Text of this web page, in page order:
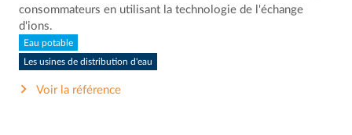
consommateurs en utilisant la technologie de l'échange
d'ions.
Eau potable
Les usines de distribution d'eau
Voir la référence